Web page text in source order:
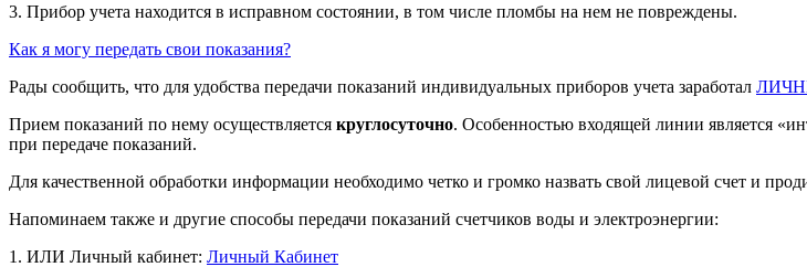
3. Прибор учета находится в исправном состоянии, в том числе пломбы на нем не повреждены.
Как я могу передать свои показания?
Рады сообщить, что для удобства передачи показаний индивидуальных приборов учета заработал
Прием показаний по нему осуществляется круглосуточно. Особенностью входящей линии является
при передаче показаний.
Для качественной обработки информации необходимо четко и громко назвать свой лицевой счет и
Напоминаем также и другие способы передачи показаний счетчиков воды и электроэнергии:
1. ИЛИ Личный кабинет: Личный Кабинет